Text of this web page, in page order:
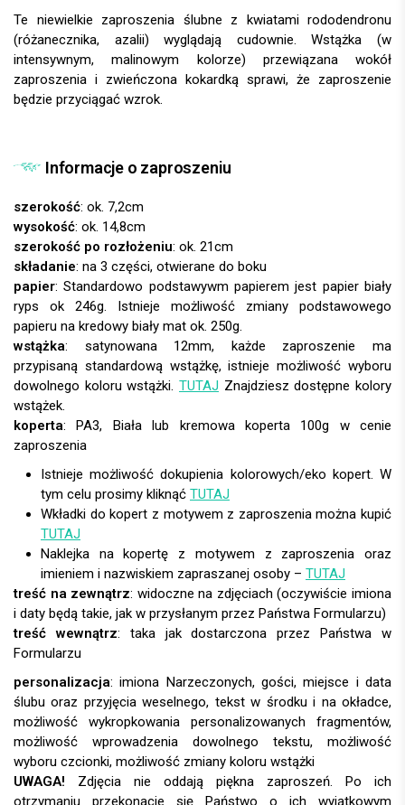
Te niewielkie zaproszenia ślubne z kwiatami rododendronu
(różanecznika, azalii) wyglądają cudownie. Wstążka (w
intensywnym, malinowym kolorze) przewiązana wokół
zaproszenia i zwieńczona kokardką sprawi, że zaproszenie
będzie przyciągać wzrok.
Informacje o zaproszeniu
szerokość: ok. 7,2cm
wysokość: ok. 14,8cm
szerokość po rozłożeniu: ok. 21cm
składanie: na 3 części, otwierane do boku
papier:
wstążka: satynowana 12mm, każde zaproszenie ma
przypisaną standardową wstążkę, istnieje możliwość wyboru
dowolnego koloru wstążki. TUTAJ Znajdziesz dostępne kolory
wstążek.
koperta:
Istnieje możliwość dokupienia kolorowych/eko kopert. W
tym celu prosimy kliknąć TUTAJ
Wkładki do kopert z motywem z zaproszenia można kupić
TUTAJ
Naklejka na kopertę z motywem z zaproszenia oraz
imieniem i nazwiskiem zapraszanej osoby – TUTAJ
treść na zewnątrz: widoczne na zdjęciach (oczywiście imiona
i daty będą takie, jak w przysłanym przez Państwa Formularzu)
treść wewnątrz: taka jak dostarczona przez Państwa w
Formularzu
personalizacja:
UWAGA!